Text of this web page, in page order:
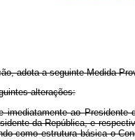
adota a seguinte Medida
alterações:
ao Presidente
da República, e
como estrutura básica o